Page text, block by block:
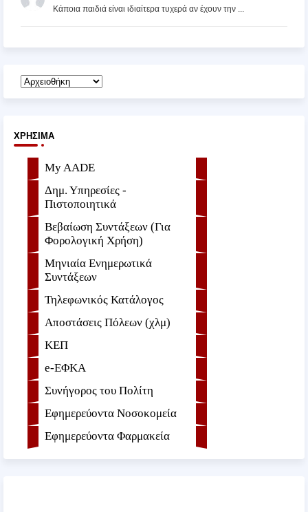
Κάποια παιδιά είναι ιδιαίτερα τυχερά αν έχουν την ...
ΧΡΉΣΙΜΑ
My AADE
Δημ. Υπηρεσίες -
Πιστοποιητικά
Βεβαίωση Συντάξεων (Για
Φορολογική Χρήση)
Μηνιαία Ενημερωτικά
Συντάξεων
Τηλεφωνικός Κατάλογος
Αποστάσεις Πόλεων (χλμ)
ΚΕΠ
e-ΕΦKA
Συνήγορος του Πολίτη
Εφημερεύοντα Νοσοκομεία
Εφημερεύοντα Φαρμακεία